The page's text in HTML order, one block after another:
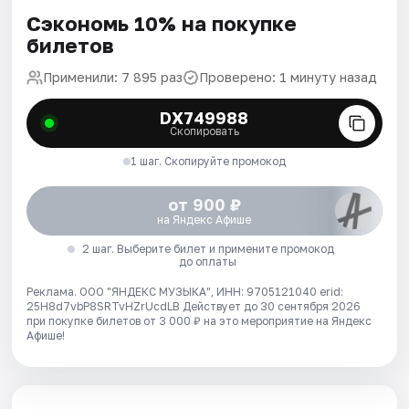
Сэкономь 10% на покупке
билетов
Применили: 7 895 раз Проверено: 1 минуту назад
DX749988
Скопировать
1 шаг. Скопируйте промокод
от 900 ₽
на Яндекс Афише
2 шаг. Выберите билет и примените промокод
до оплаты
Реклама. ООО "ЯНДЕКС МУЗЫКА", ИНН: 9705121040 erid:
25H8d7vbP8SRTvHZrUcdLB Действует до 30 сентября 2026
при покупке билетов от 3 000 ₽ на это мероприятие на Яндекс
Афише!